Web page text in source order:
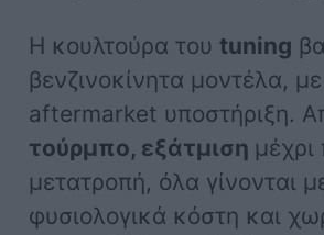
Η κουλτούρα τουtuning
βενζινοκίνητα μοντέλα,
aftermarket υποστήριξη.
τούρμπο, εξάτμιση
μετατροπή, όλα γίνονται
φυσιολογικά κόστη και